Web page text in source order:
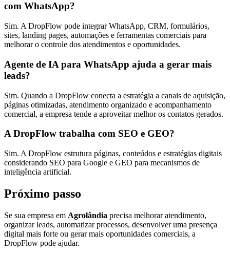
com WhatsApp?
Sim. A DropFlow pode integrar WhatsApp, CRM, formulários,
sites, landing pages, automações e ferramentas comerciais para
melhorar o controle dos atendimentos e oportunidades.
Agente de IA para WhatsApp ajuda a gerar mais
leads?
Sim. Quando a DropFlow conecta a estratégia a canais de aquisição,
páginas otimizadas, atendimento organizado e acompanhamento
comercial, a empresa tende a aproveitar melhor os contatos gerados.
A DropFlow trabalha com SEO e GEO?
Sim. A DropFlow estrutura páginas, conteúdos e estratégias digitais
considerando SEO para Google e GEO para mecanismos de
inteligência artificial.
Próximo passo
Se sua empresa em Agrolândia precisa melhorar atendimento,
organizar leads, automatizar processos, desenvolver uma presença
digital mais forte ou gerar mais oportunidades comerciais, a
DropFlow pode ajudar.